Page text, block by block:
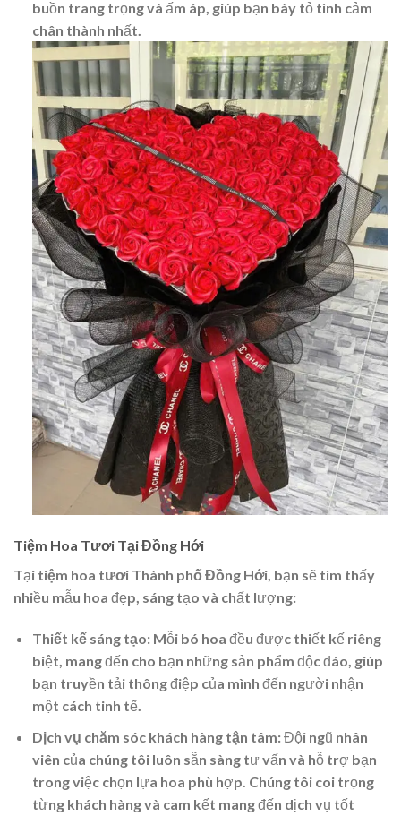
buồn trang trọng và ấm áp, giúp bạn bày tỏ tình cảm
chân thành nhất.
Tiệm Hoa Tươi Tại Đồng Hới
Tại tiệm hoa tươi Thành phố Đồng Hới, bạn sẽ tìm thấy
nhiều mẫu hoa đẹp, sáng tạo và chất lượng:
Thiết kế sáng tạo: Mỗi bó hoa đều được thiết kế riêng
biệt, mang đến cho bạn những sản phẩm độc đáo, giúp
bạn truyền tải thông điệp của mình đến người nhận
một cách tinh tế.
Dịch vụ chăm sóc khách hàng tận tâm: Đội ngũ nhân
viên của chúng tôi luôn sẵn sàng tư vấn và hỗ trợ bạn
trong việc chọn lựa hoa phù hợp. Chúng tôi coi trọng
từng khách hàng và cam kết mang đến dịch vụ tốt